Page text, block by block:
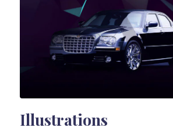
Illustrations